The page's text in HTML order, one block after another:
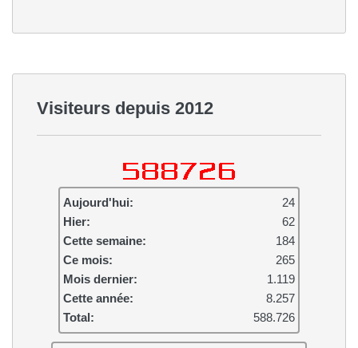
Visiteurs depuis 2012
Aujourd'hui:
24
Hier:
62
Cette semaine:
184
Ce mois:
265
Mois dernier:
1.119
Cette année:
8.257
Total:
588.726